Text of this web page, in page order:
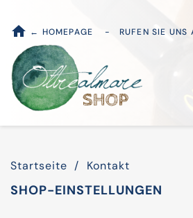
home ← HOMEPAGE - RUFEN SIE
Startseite Kontakt
SHOP-EINSTELLUNGEN